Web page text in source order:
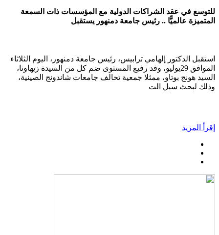
للتوسع في عقد الشراكات الدولية مع المؤسسات ذات السمعة
المتميزة عالميًّا .. رئيس جامعة دمنهور يستقبل
استقبل الدكتور إلهامي ترابيس، رئيس جامعة دمنهور، اليوم الثلاثاء
الموافق 29يوليو، وفد رفيع المستوى ضم كل من السيدة زيهاونا،
السيد هونج بوتاو، ممثلا جمعية تحالف جامعات شاندونج الصينية،
وذلك لبحث سبل الت
إقرأ المزيد